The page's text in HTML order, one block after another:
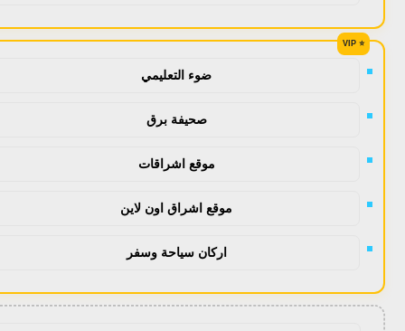
ضوء التعليمي
صحيفة برق
موقع اشراقات
موقع اشراق اون لاين
اركان سياحة وسفر